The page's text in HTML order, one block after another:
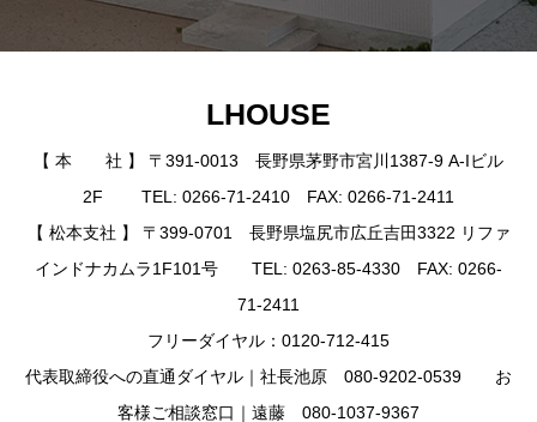
LHOUSE
【 本 社 】 〒391-0013 長野県茅野市宮川1387-9 A-Iビル
2F TEL: 0266-71-2410 FAX: 0266-71-2411
【 松本支社 】 〒399-0701 長野県塩尻市広丘吉田3322 リファ
インドナカムラ1F101号 TEL: 0263-85-4330 FAX: 0266-
71-2411
フリーダイヤル：0120-712-415
代表取締役への直通ダイヤル｜社長池原 080-9202-0539 お
客様ご相談窓口｜遠藤 080-1037-9367